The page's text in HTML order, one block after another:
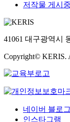
저작물 게시
41061 대구광역시
Copyright© KERIS.
네이버 블로그
인스타그램